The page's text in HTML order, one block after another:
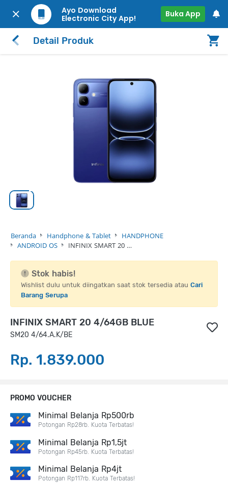
Ayo Download
Electronic City App!
Buka App
Detail Produk
Beranda Handphone & Tablet
HANDPHONE
ANDROID OS
INFINIX SMART 20 …
Stok habis!
Wishlist dulu untuk diingatkan saat stok tersedia atau Cari
Barang Serupa
INFINIX SMART 20 4/64GB BLUE
SM20 4/64.A.K/BE
Rp. 1.839.000
PROMO VOUCHER
Minimal Belanja Rp500rb
Potongan Rp28rb. Kuota Terbatas!
Minimal Belanja Rp1,5jt
Potongan Rp45rb. Kuota Terbatas!
Minimal Belanja Rp4jt
Potongan Rp117rb. Kuota Terbatas!